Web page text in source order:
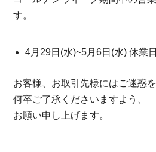
す。
4月29日(水)~5月6日(水) 休業日
お客様、お取引先様にはご迷惑
何卒ご了承くださいますよう、
お願い申し上げます。